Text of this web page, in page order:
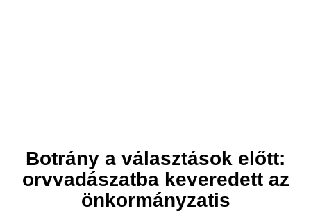
Botrány a választások előtt:
orvvadászatba keveredett az
önkormányzatis